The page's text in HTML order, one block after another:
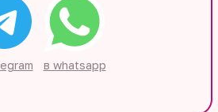
в whatsapp